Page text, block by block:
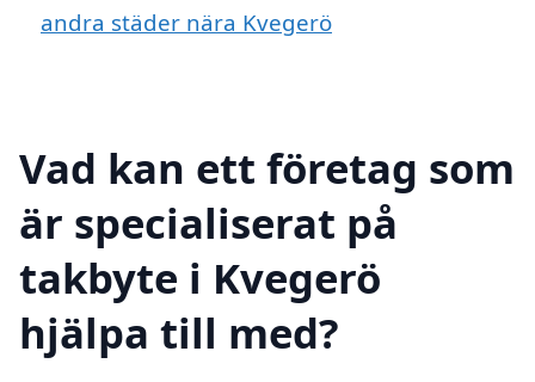
andra städer nära Kvegerö
Vad kan ett företag som
är specialiserat på
takbyte i Kvegerö
hjälpa till med?